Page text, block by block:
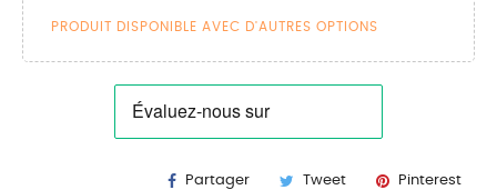
PRODUIT DISPONIBLE AVEC D'AUTRES OPTIONS
Partager Tweet Pinterest